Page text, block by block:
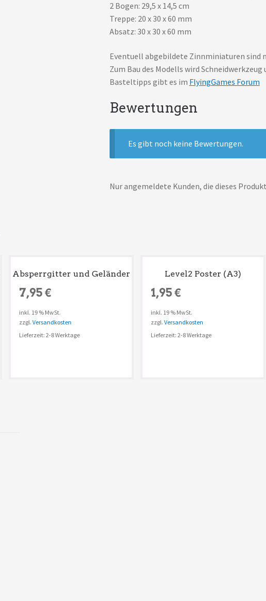
2 Bogen: 29,5 x 14,5 cm
Treppe: 20 x 30 x 60 mm
Absatz: 30 x 30 x 60 mm
Eventuell abgebildete Zinnminiaturen sind
Zum Bau des Modells wird
Basteltipps gibt es im FlyingGames Forum
Bewertungen
Es gibt noch keine Bewertungen.
Nur angemeldete Kunden, die dieses
Absperrgitter und Geländer
7,95€
inkl. 19 % MwSt.
zzgl. Versandkosten
Lieferzeit: 2-8 Werktage
Level2 Poster (A3)
1,95€
inkl. 19 % MwSt.
zzgl. Versandkosten
Lieferzeit: 2-8 Werktage